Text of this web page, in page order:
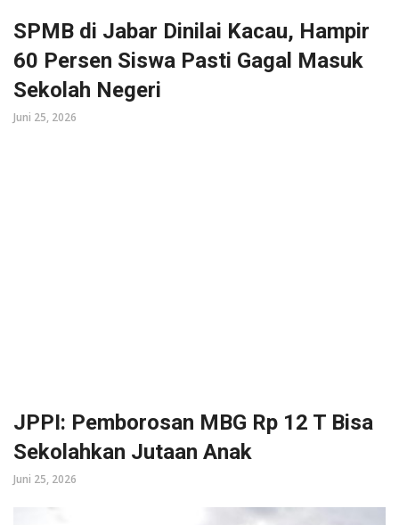
SPMB di Jabar Dinilai Kacau, Hampir
60 Persen Siswa Pasti Gagal Masuk
Sekolah Negeri
Juni 25, 2026
JPPI: Pemborosan MBG Rp 12 T Bisa
Sekolahkan Jutaan Anak
Juni 25, 2026